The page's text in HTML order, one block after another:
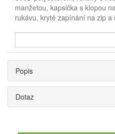
manžetou, kapsička s klopou
rukávu, kryté zapínání na zip a
Popis
Dotaz